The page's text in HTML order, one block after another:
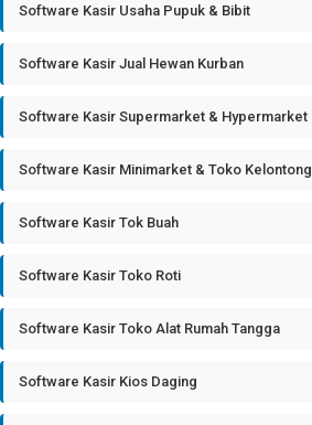
Software Kasir Usaha Pupuk & Bibit
Software Kasir Jual Hewan Kurban
Software Kasir Supermarket & Hypermarket
Software Kasir Minimarket & Toko Kelontong
Software Kasir Tok Buah
Software Kasir Toko Roti
Software Kasir Toko Alat Rumah Tangga
Software Kasir Kios Daging